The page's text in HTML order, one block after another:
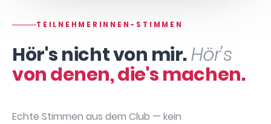
TEILNEHMERINNEN-STIMMEN
Hör's nicht von mir.Hör's
von denen, die's machen.
Echte Stimmen aus dem Club — kein